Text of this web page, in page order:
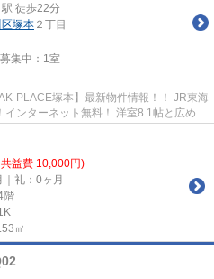
駅 徒歩22分
塚本 ２丁目
集中： 1室
PLACE塚本】最新物件情報！！ JR東海
ンターネット無料！ 洋室8.1帖と広めの
益費 10,000円)
｜礼：0ヶ月
階
㎡